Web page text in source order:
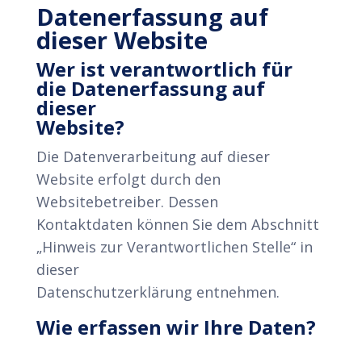
Datenerfassung auf
dieser Website
Wer ist verantwortlich für
die Datenerfassung auf
dieser
Website?
Die Datenverarbeitung auf dieser
Website erfolgt durch den
Websitebetreiber. Dessen
Kontaktdaten können Sie dem Abschnitt
„Hinweis zur Verantwortlichen Stelle“ in
dieser
Datenschutzerklärung entnehmen.
Wie erfassen wir Ihre Daten?